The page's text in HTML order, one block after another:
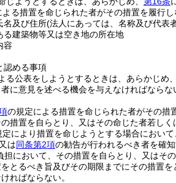
る措置を命じられた者がその措置を履行
名及び住所(法人にあっては、名称及び代表
る建築物等又は空き地の所在地
容
認める事項
る公表をしようとするときは、あらかじめ、
に意見を述べる機会を与えなければならな
の規定による措置を命じられた者がその措
措置を自らとり、又はその命じた者若しく
定により措置を命じようとする場合におい
は同条第2項の勧告が行われるべき者を確
担において、その措置を自らとり、又はそ
とるべき旨及びその期限までにその措置
ればならない。